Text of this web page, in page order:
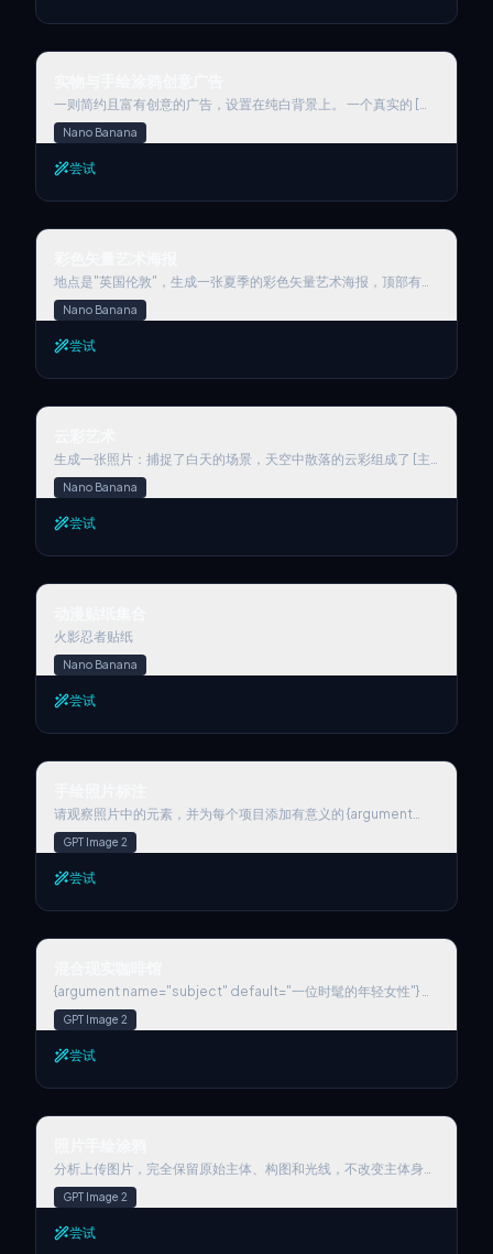
实物与手绘涂鸦创意广告
一则简约且富有创意的广告，设置在纯白背景上。 一个真实的 [真
实物体] 与手绘黑色墨水涂鸦相结合，线条松散而俏皮。涂鸦描绘
了：[涂鸦概念及交互：以巧妙、富有想象力的方式与物体互动]。
在顶部或中部加入粗体黑色 [广告文案] 文字。在底部清晰放置 [品
牌标志]。视觉效果应简洁、有趣、高对比度且构思巧妙。
Nano Banana
尝试
彩色矢量艺术海报
地点是"英国伦敦"，生成一张夏季的彩色矢量艺术海报，顶部有大
的"LONDON"标题，下方有较小的"UNITED KINGDOM"标题
Nano Banana
尝试
云彩艺术
生成一张照片：捕捉了白天的场景，天空中散落的云彩组成了 [主
体/物体] 的形状，位于 [地点] 的上方。
Nano Banana
尝试
动漫贴纸集合
火影忍者贴纸
Nano Banana
尝试
手绘照片标注
请观察照片中的元素，并为每个项目添加有意义的 {argument
name="style" default="手绘"} 标注。请识别照片中的项目。描
述规则：• 使用类似白色笔触的精细手绘线条 • 一笔画风格，随
意，略显不规则 • 沿物体边缘添加描边轮廓 • 使用箭头或虚线进行
视觉引导。文字规则：• 手写风格字体 ({argument name="font
留白。
GPT Image 2
尝试
混合现实咖啡馆
{argument name="subject" default="一位时髦的年轻女性"} 坐
在户外咖啡馆的桌旁，手持热咖啡杯靠近唇边。她留着黑色短卷
发，戴着 {argument name="accessory" default="超大号有色
墨镜"}，身穿米色短款毛衣、宽松棕色高腰裤和厚底白色运动鞋。
肩上挎着一个印有极简咖啡主题插画的托特包。 场景将写实摄影与
诺杯、长着小脸的可爱咖啡豆，以及形成漫画风格形状的焦糖飞
实舒适的咖啡馆街道，有砖墙、植物、温暖的黄金时刻光线和柔和
的阴影。轻微的景深效果，主体清晰对焦。 风格：写实主义与活力
卡通插画的融合，波普艺术美学，高饱和度但色调温暖，构图简
GPT Image 2
尝试
照片手绘涂鸦
分析上传图片，完全保留原始主体、构图和光线，不改变主体身
份、比例或结构。在主体周围添加有趣的手绘涂鸦，让它们自然互
动，例如小角色、笑脸、小伙伴坐着、拥抱或对主体做反应。涂鸦
要贴合主体形状和透视，使用干净细线、略微不完美的手绘感，少
量但表情丰富，不要遮挡关键主体。
GPT Image 2
尝试